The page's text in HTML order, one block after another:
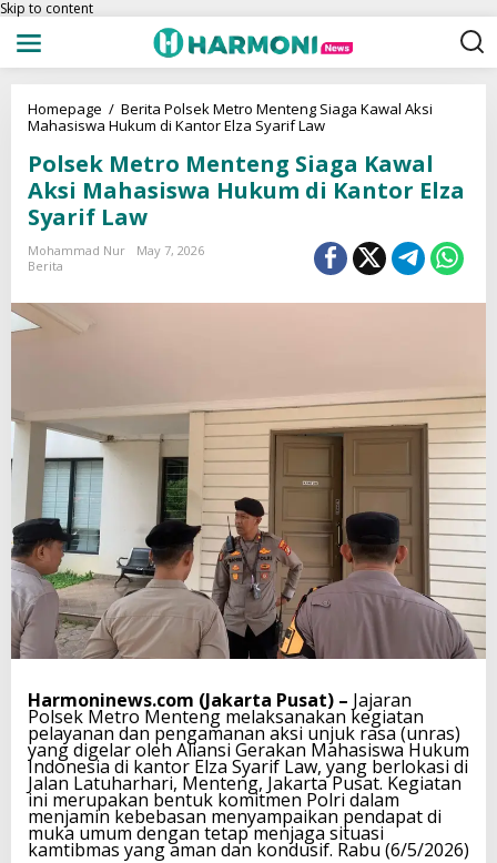
Skip to content
Homepage / Berita Polsek Metro Menteng Siaga Kawal Aksi
Mahasiswa Hukum di Kantor Elza Syarif Law
Polsek Metro Menteng Siaga Kawal
Aksi Mahasiswa Hukum di Kantor Elza
Syarif Law
Mohammad Nur
May 7, 2026
Berita
Harmoninews.com (Jakarta Pusat) – Jajaran
Polsek Metro Menteng melaksanakan kegiatan
pelayanan dan pengamanan aksi unjuk rasa (unras)
yang digelar oleh Aliansi Gerakan Mahasiswa Hukum
Indonesia di kantor Elza Syarif Law, yang berlokasi di
Jalan Latuharhari, Menteng, Jakarta Pusat. Kegiatan
ini merupakan bentuk komitmen Polri dalam
menjamin kebebasan menyampaikan pendapat di
muka umum dengan tetap menjaga situasi
kamtibmas yang aman dan kondusif. Rabu (6/5/2026)